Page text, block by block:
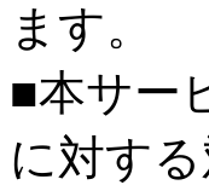
ます。
■本サー
に対す